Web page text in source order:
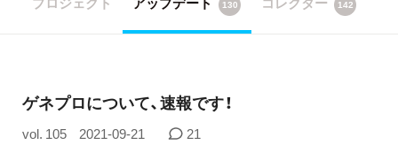
130 142
ゲネプロについて、速報です！
vol. 105 2021-09-21 21